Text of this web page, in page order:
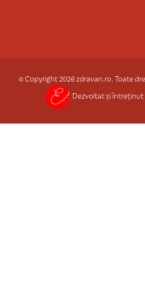
© Copyright 2026 zdravan.ro. Toate
Dezvoltat și întreținut